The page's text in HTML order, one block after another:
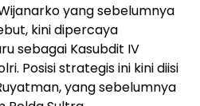
yang sebelumnya
kini dipercaya
sebagai Kasubdit IV
Posisi strategis ini kini diisi
yang sebelumnya